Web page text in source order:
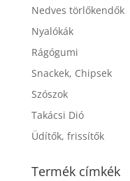
Nedves törlőkendők
Nyalókák
Rágógumi
Snackek, Chipsek
Szószok
Takácsi Dió
Üdítők, frissítők
Termék címkék